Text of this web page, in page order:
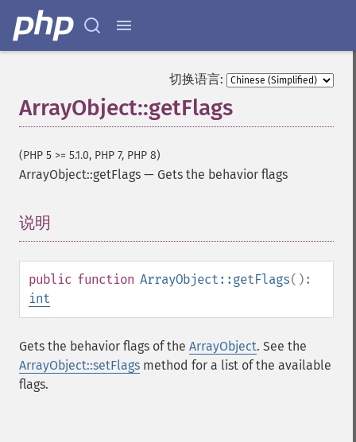
切换语言:
ArrayObject::getFlags
(PHP 5 >= 5.1.0, PHP 7, PHP 8)
ArrayObject::getFlags — Gets the behavior flags
说明
public function ArrayObject::getFlags():
int
Gets the behavior flags of the ArrayObject. See the
ArrayObject::setFlags method for a list of the available
flags.